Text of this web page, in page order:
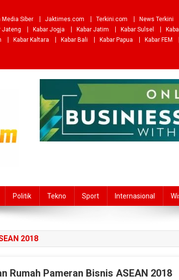
Media Siber Jaktimes.com Terkini.com News Terkini
Jateng Kabar Jogja Kabar Jatim Kabar Sulsel
Kabar Kaltara Kabar Bali Kabar Papua Kabar FEM
Politik Tekno Sport Internasional
2018
Rumah Pameran Bisnis ASEAN 2018